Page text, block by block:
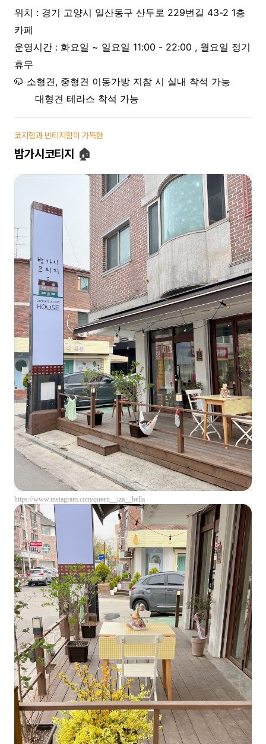
위치 : 경기 고양시 일산동구 산두로 229번길 43-2 1층
카페
운영시간 : 화요일 ~ 일요일 11:00 - 22:00 , 월요일 정기
휴무
🐶 소형견, 중형견 이동가방 지참 시 실내 착석 가능
대형견 테라스 착석 가능
코지함과 빈티지함이 가득한
밤가시코티지 🏠
https://www.instagram.com/queen__iza__bella